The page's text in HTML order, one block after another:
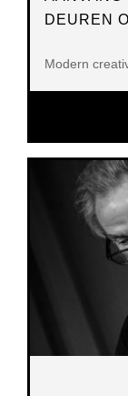
DEUREN
Modern